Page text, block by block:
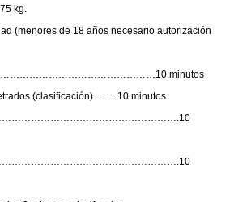
kg.
(menores de 18 años necesario autorización
……………………………………………10 minutos
(clasificación)……..10 minutos